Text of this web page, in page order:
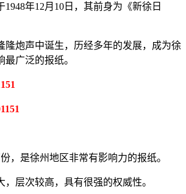
1948年12月10日，其前身为《新徐日
隆炮声中诞生，历经多年的发展，成为徐
广泛的报纸。
，是徐州地区非常有影响力的报纸。
层次较高，具有很强的权威性。